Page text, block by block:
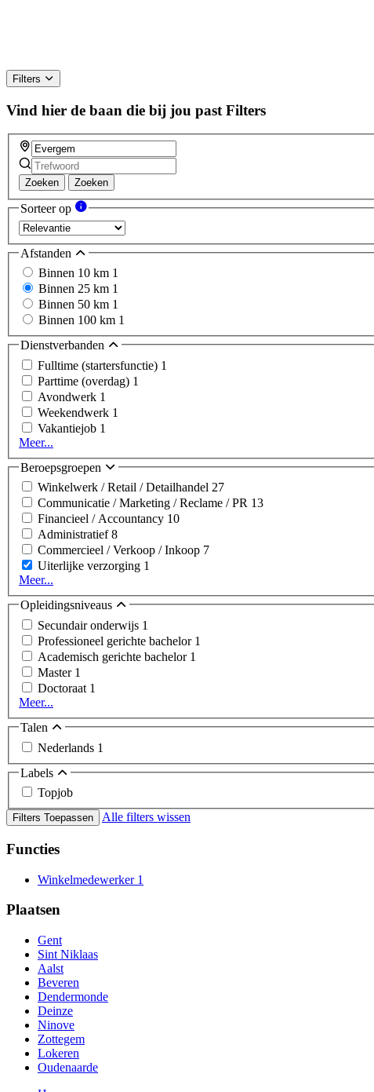
Filters
Vind hier de baan die bij jou past Filters
Zoeken Zoeken
Sorteer op
Afstanden
Binnen 10 km 1
Binnen 25 km 1
Binnen 50 km 1
Binnen 100 km 1
Dienstverbanden
Fulltime (startersfunctie) 1
Parttime (overdag) 1
Avondwerk 1
Weekendwerk 1
Vakantiejob 1
Meer...
Beroepsgroepen
Winkelwerk / Retail / Detailhandel 27
Communicatie / Marketing / Reclame / PR 13
Financieel / Accountancy 10
Administratief8
Commercieel / Verkoop / Inkoop 7
Uiterlijke verzorging 1
Meer...
Opleidingsniveaus
Secundair onderwijs 1
Professioneel gerichte bachelor 1
Academisch gerichte bachelor 1
Master 1
Doctoraat 1
Meer...
Talen
Nederlands 1
Labels
Topjob
Filters Toepassen Alle filters wissen
Functies
Winkelmedewerker 1
Plaatsen
Gent
Sint Niklaas
Aalst
Beveren
Dendermonde
Deinze
Ninove
Zottegem
Lokeren
Oudenaarde